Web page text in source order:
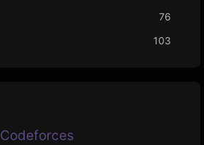
76
103
Codeforces